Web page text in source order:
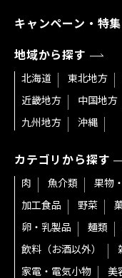
キャンペーン・特集
地域から探す
北海道 東北地方
近畿地方
中国地方
九州地方
沖縄
カテゴリから探す
肉 魚介類 果物
加工食品
野菜
卵・乳製品
麺類
飲料（お酒以外）
家電・電気小物
美